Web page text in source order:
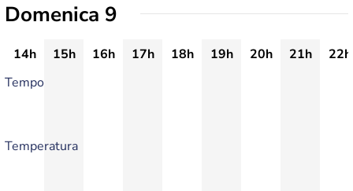
Domenica 9
14h 15h 16h 17h 18h 19h 20h 21h
22h
Tempo
Temperatura